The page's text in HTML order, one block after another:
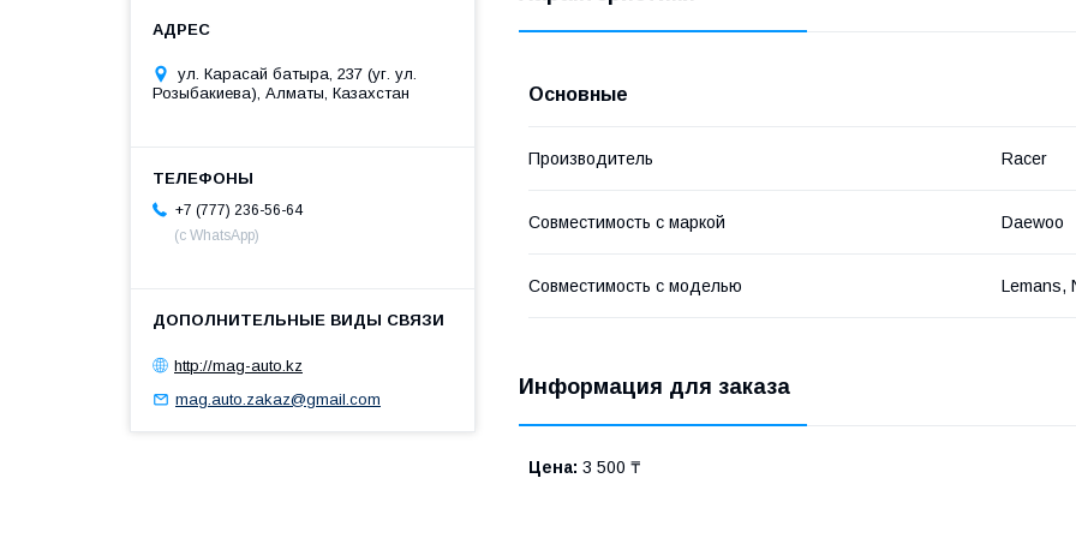
Основные
Производитель Racer
Совместимость с маркой Daewoo
Совместимость с моделью Lemans,
Информация для заказа
Цена: 3 500 ₸
ул. Карасай батыра, 237 (уг. ул.
Розыбакиева), Алматы, Казахстан
+7 (777) 236-56-64
(с WhatsApp)
http://mag-auto.kz
mag.auto.zakaz@gmail.com